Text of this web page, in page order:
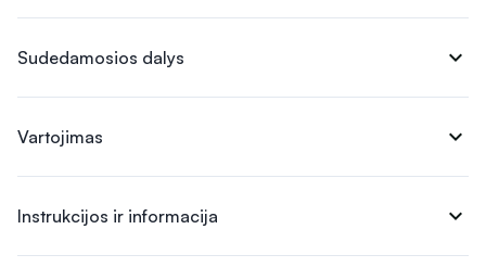
Sudedamosios dalys expand_more
Vartojimas expand_more
Instrukcijos ir informacija expand_more